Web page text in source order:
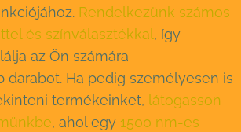
Rendelkezünk számos
és színválasztékkal, így
az Ön számára
Ha pedig személyesen is
termékeinket, látogasson
, ahol egy 1500 nm-es